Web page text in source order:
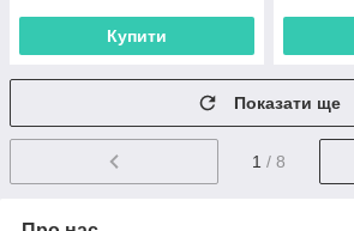
Купити
Показати ще
1 / 8